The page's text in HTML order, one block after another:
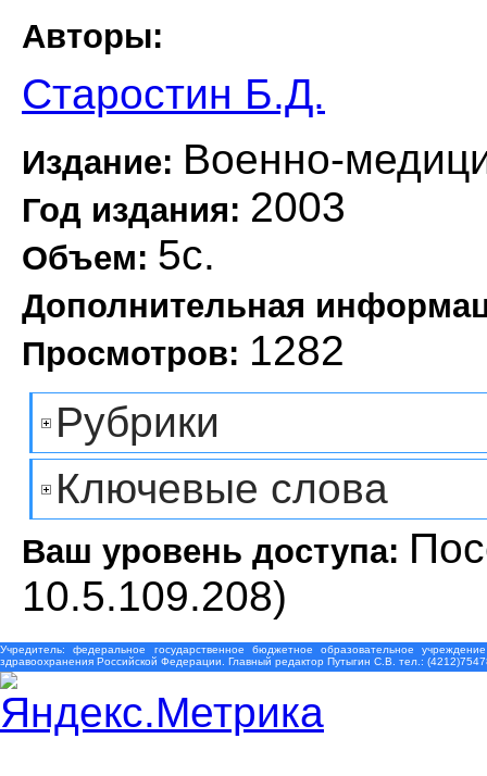
Авторы:
Старостин Б.Д.
Издание: Военно-
Год издания: 2003
Объем: 5с.
Дополнительная
Просмотров: 1282
Рубрики
Ключевые слова
Ваш уровень доступа:
10.5.109.208)
Учредитель: федеральное государственное бюджетное образовательное
здравоохранения Российской Федерации. Главный редактор Путыгин С.В. тел.: